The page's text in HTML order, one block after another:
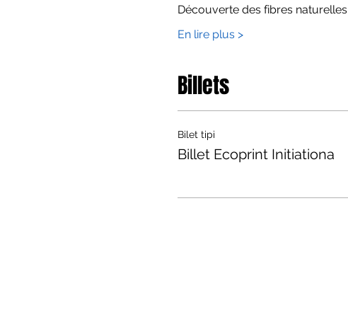
Découverte des fibres naturelles
En lire plus >
Billets
Bilet tipi
Billet Ecoprint Initiationa